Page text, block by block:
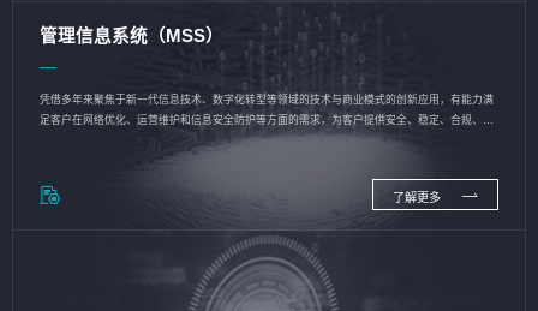
管理信息系统（MSS）
凭借多年来聚焦于新一代信息技术、数字化转型等领域的技术与商业模式的创新应用，有能力满
足客户在网络优化、运营维护和信息安全防护等方面的需求，为客户提供安全、稳定、合规、持
了解更多